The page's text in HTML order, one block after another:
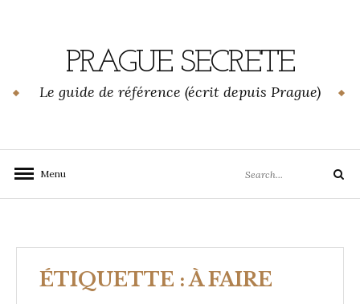
PRAGUE SECRETE
Le guide de référence (écrit depuis Prague)
Menu
for:
Search
ÉTIQUETTE :À FAIRE